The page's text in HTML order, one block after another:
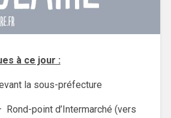
à ce jour :
la sous-préfecture
Rond-point d’Intermarché (vers